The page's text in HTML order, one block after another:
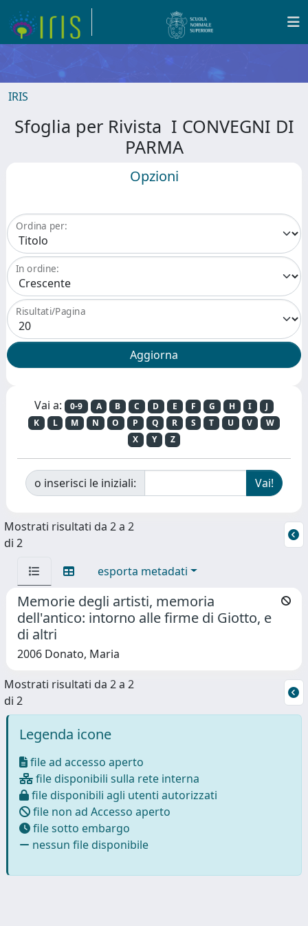
IRIS
Sfoglia per Rivista I CONVEGNI DI
PARMA
Opzioni
Ordina per:
In ordine:
Risultati/Pagina
Vai a: 0-9 A B C D E F G H I
J
K
L M N O P Q R S T U V
W
X
Y Z
o inserisci le iniziali:
Mostrati risultati da 2 a 2
di 2
esporta metadati
Memorie degli artisti, memoria
dell'antico: intorno alle firme di Giotto, e
di altri
2006 Donato, Maria
Mostrati risultati da 2 a 2
di 2
Legenda icone
file ad accesso aperto
file disponibili sulla rete interna
file disponibili agli utenti autorizzati
file non ad Accesso aperto
file sotto embargo
nessun file disponibile